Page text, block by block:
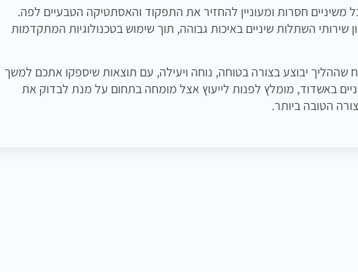
משיניים חסרות ומעוניין להחזיר את התפקוד והאסתטיקה הטבעיים לפה.
שירותי השתלות שיניים באיכות גבוהה, תוך שימוש בטכנולוגיות המתקדמות
יבוצע בצורה בטוחה, נוחה ויעילה, עם תוצאות שיספקו אתכם למשך
באשדוד, מומלץ לפנות לייעוץ אצל מומחה בתחום על מנת לבדוק את
הטובה ביותר.